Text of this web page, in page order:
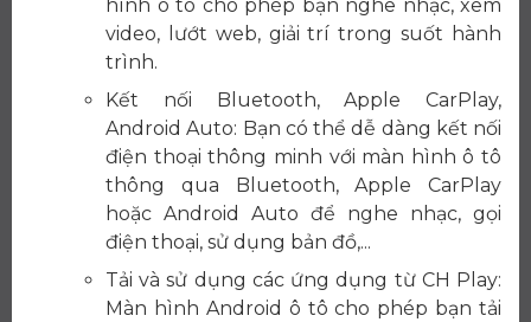
hình ô tô cho phép bạn nghe nhạc, xem
video, lướt web, giải trí trong suốt hành
trình.
Kết nối Bluetooth, Apple CarPlay,
Android Auto: Bạn có thể dễ dàng kết nối
điện thoại thông minh với màn hình ô tô
thông qua Bluetooth, Apple CarPlay
hoặc Android Auto để nghe nhạc, gọi
điện thoại, sử dụng bản đồ,...
Tải và sử dụng các ứng dụng từ CH Play:
Màn hình Android ô tô cho phép bạn tải